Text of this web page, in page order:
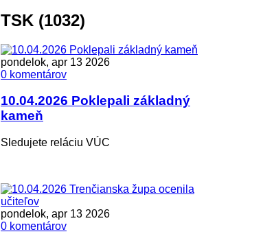
TSK (1032)
pondelok, apr 13 2026
0 komentárov
10.04.2026 Poklepali základný
kameň
Sledujete reláciu VÚC
pondelok, apr 13 2026
0 komentárov